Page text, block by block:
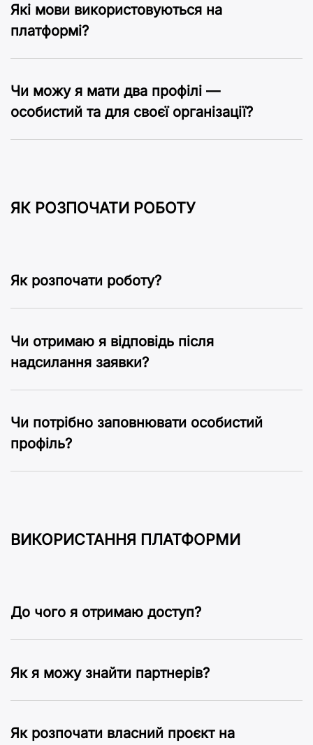
Які мови використовуються на
платформі?
Чи можу я мати два профілі —
особистий та для своєї організації?
ЯК РОЗПОЧАТИ РОБОТУ
Як розпочати роботу?
Чи отримаю я відповідь після
надсилання заявки?
Чи потрібно заповнювати особистий
профіль?
ВИКОРИСТАННЯ ПЛАТФОРМИ
До чого я отримаю доступ?
Як я можу знайти партнерів?
Як розпочати власний проєкт на